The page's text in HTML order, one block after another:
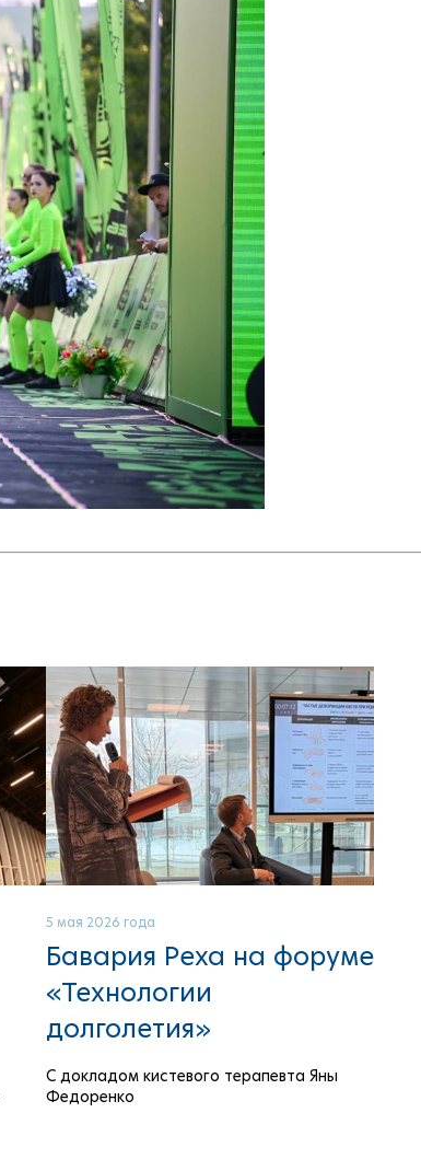
5 мая 2026 года
Бавария Реха на форуме
«Технологии
долголетия»
С докладом кистевого терапевта Яны
Федоренко